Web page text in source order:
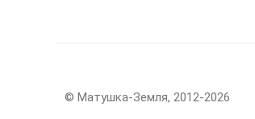
© Матушка-Земля, 2012-2026